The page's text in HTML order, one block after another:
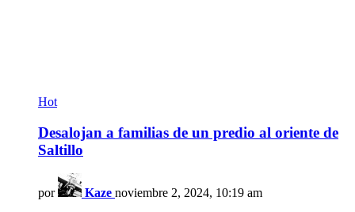
Hot
Desalojan a familias de un predio al oriente de
Saltillo
por Kaze noviembre 2, 2024, 10:19 am